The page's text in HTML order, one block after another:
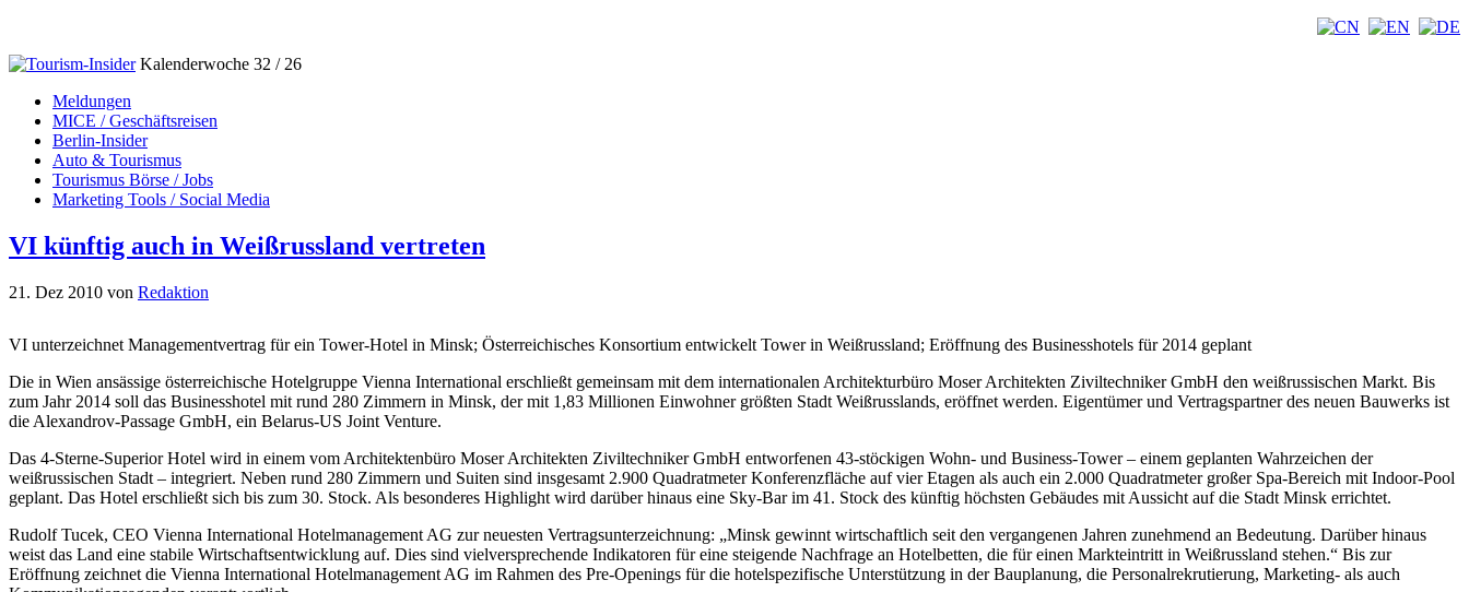
Kalenderwoche 32 / 26
Meldungen
MICE / Geschäftsreisen
Berlin-Insider
Auto & Tourismus
Tourismus Börse / Jobs
Marketing Tools / Social Media
VI künftig auch in Weißrussland vertreten
21. Dez 2010 von Redaktion
VI unterzeichnet Managementvertrag für ein Tower-Hotel in Minsk; Österreichisches Konsortium entwickelt Tower in Weißrussland; Eröffnung des Businesshotels für 2014 geplant
Die in Wien ansässige österreichische Hotelgruppe Vienna International erschließt gemeinsam mit dem internationalen Architekturbüro Moser Architekten Ziviltechniker GmbH den weißrussischen Markt. Bis
zum Jahr 2014 soll das Businesshotel mit rund 280 Zimmern in Minsk, der mit 1,83 Millionen Einwohner größten Stadt Weißrusslands, eröffnet werden. Eigentümer und Vertragspartner des neuen Bauwerks ist
die Alexandrov-Passage GmbH, ein Belarus-US Joint Venture.
Das 4-Sterne-Superior Hotel wird in einem vom Architektenbüro Moser Architekten Ziviltechniker GmbH entworfenen 43-stöckigen Wohn- und Business-Tower – einem geplanten Wahrzeichen der
weißrussischen Stadt – integriert. Neben rund 280 Zimmern und Suiten sind insgesamt 2.900 Quadratmeter Konferenzfläche auf vier Etagen als auch ein 2.000 Quadratmeter großer Spa-Bereich mit Indoor-Pool
geplant. Das Hotel erschließt sich bis zum 30. Stock. Als besonderes Highlight wird darüber hinaus eine Sky-Bar im 41. Stock des künftig höchsten Gebäudes mit Aussicht auf die Stadt Minsk errichtet.
Rudolf Tucek, CEO Vienna International Hotelmanagement AG zur neuesten Vertragsunterzeichnung: „Minsk gewinnt wirtschaftlich seit den vergangenen Jahren zunehmend an Bedeutung. Darüber hinaus
weist das Land eine stabile Wirtschaftsentwicklung auf. Dies sind vielversprechende Indikatoren für eine steigende Nachfrage an Hotelbetten, die für einen Markteintritt in Weißrussland stehen.“ Bis zur
Eröffnung zeichnet die Vienna International Hotelmanagement AG im Rahmen des Pre-Openings für die hotelspezifische Unterstützung in der Bauplanung, die Personalrekrutierung, Marketing- als auch